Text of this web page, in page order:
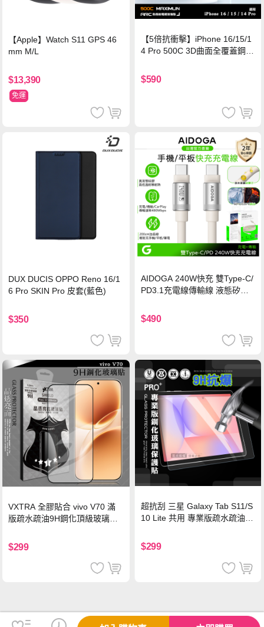
【Apple】Watch S11 GPS 46
mm M/L
$13,390
免運
【5倍抗衝擊】iPhone 16/15/1
4 Pro 500C 3D曲面全覆蓋鋼化
保護貼
$590
DUX DUCIS OPPO Reno 16/1
6 Pro SKIN Pro 皮套(藍色)
$350
AIDOGA 240W快充 雙Type-C/
PD3.1充電線傳輸線 液態矽膠
機/平板/筆電
$490
VXTRA 全膠貼合 vivo V70 滿
版疏水疏油9H鋼化頂級玻璃貼
$299
超抗刮 三星 Galaxy Tab S11/S
10 Lite 共用 專業版疏水疏油9
$299